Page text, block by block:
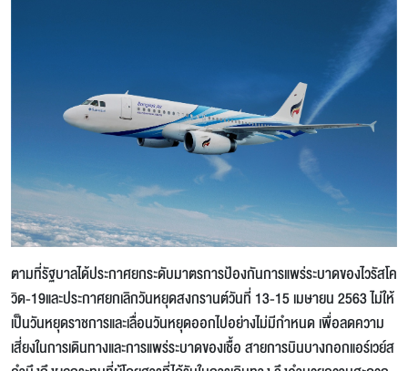
ตามที่รัฐบาลได้ประกาศยกระดับมาตรการป้องกันการแพร่ระบาดของไวรัสโค
วิด-19และประกาศยกเลิกวันหยุดสงกรานต์วันที่ 13-15 เมษายน 2563 ไม่ให้
เป็นวันหยุดราชการและเลื่อนวันหยุดออกไปอย่างไม่มีกำหนด เพื่อลดความ
เสี่ยงในการเดินทางและการแพร่ระบาดของเชื้อ สายการบินบางกอกแอร์เวย์ส